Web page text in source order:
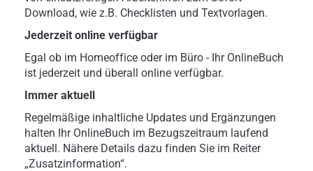
Download, wie z.B. Checklisten und Textvorlagen.
Jederzeit online verfügbar
Egal ob im Homeoffice oder im Büro - Ihr OnlineBuch
ist jederzeit und überall online verfügbar.
Immer aktuell
Regelmäßige inhaltliche Updates und Ergänzungen
halten Ihr OnlineBuch im Bezugszeitraum laufend
aktuell. Nähere Details dazu finden Sie im Reiter
„Zusatzinformation“.